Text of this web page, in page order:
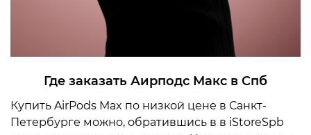
Где заказать Аирподс Макс в Спб
Купить AirPods Max по низкой цене в Санкт-
Петербурге можно, обратившись в в iStoreSpb